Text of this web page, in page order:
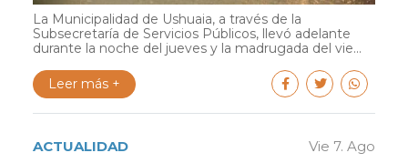
La Municipalidad de Ushuaia, a través de la
Subsecretaría de Servicios Públicos, llevó adelante
durante la noche del jueves y la madrugada del vie...
Leer más +
ACTUALIDAD Vie 7. Ago